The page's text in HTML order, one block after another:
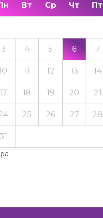
Вт Ср Чт Пт
3 4 5 6 7
11 12 13 14
18 19 20 21
25 26 27 28